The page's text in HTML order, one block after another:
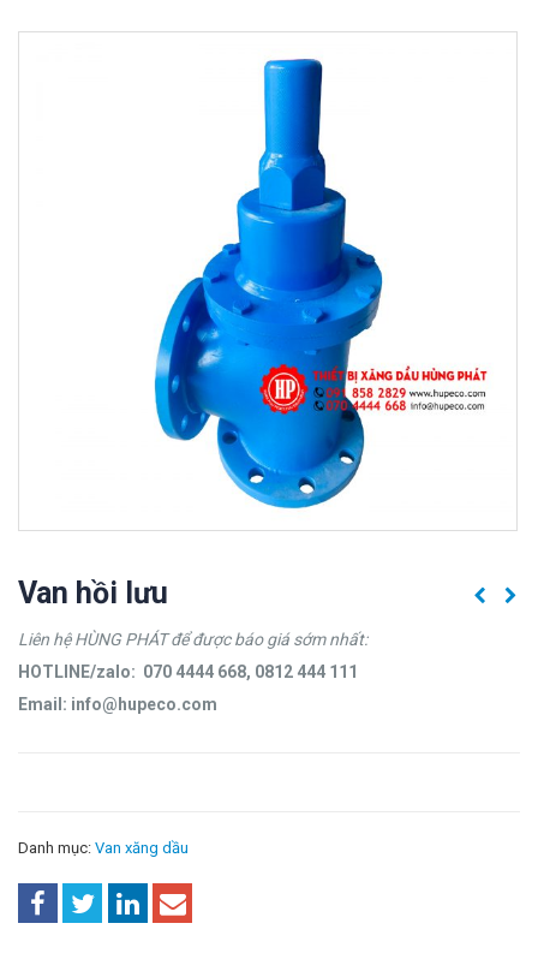
Van hồi lưu
Liên hệ HÙNG PHÁT để được báo giá sớm nhất:
HOTLINE/zalo: 070 4444 668, 0812 444 111
Email: info@hupeco.com
Danh mục: Van xăng dầu